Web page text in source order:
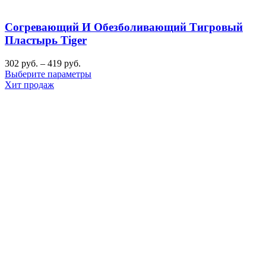
Согревающий И Обезболивающий Тигровый
Пластырь Tiger
302 руб. – 419 руб.
Выберите параметры
Хит продаж